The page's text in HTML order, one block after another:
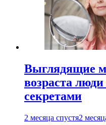
Выглядящие
возраста
секретами
2 месяца спустя2